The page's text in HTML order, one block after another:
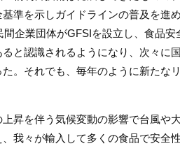
準を示しガイドラインの普及を進
間企業団体がGFSIを設立し、食品
と認識されるようになり、次々に
。それでも、毎年のように新たな
上昇を伴う気候変動の影響で台風や
我々が輸入して多くの食品で安全